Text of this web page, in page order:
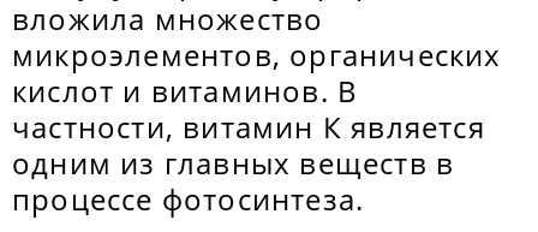
вложила множество
микроэлементов, органических
кислот и витаминов. В
частности, витамин К является
одним из главных веществ в
процессе фотосинтеза.